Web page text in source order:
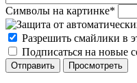
Символы на картинке*
Разрешить смайлики в
Подписаться на новые